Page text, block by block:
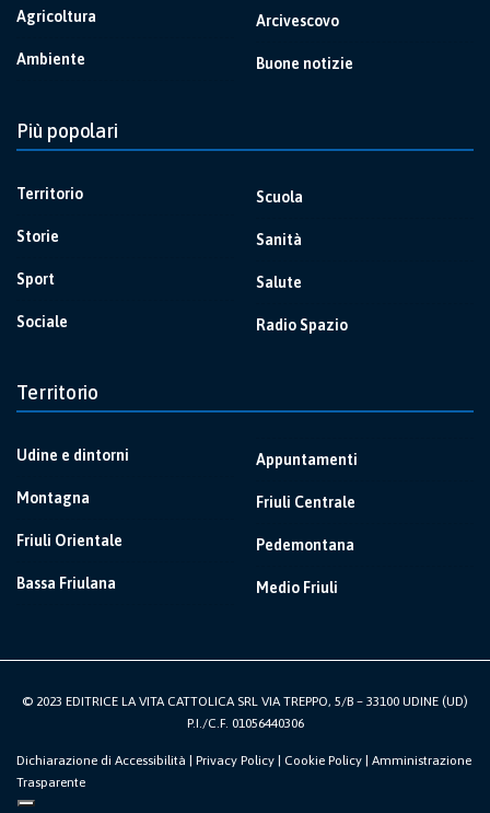
Agricoltura
Ambiente
Arcivescovo
Buone notizie
Più popolari
Territorio
Storie
Sport
Sociale
Scuola
Sanità
Salute
Radio Spazio
Territorio
Udine e dintorni
Montagna
Friuli Orientale
Bassa Friulana
Appuntamenti
Friuli Centrale
Pedemontana
Medio Friuli
© 2023 EDITRICE LA VITA CATTOLICA SRL VIA TREPPO, 5/B – 33100 UDINE (UD)
P.I./C.F. 01056440306
Dichiarazione di Accessibilità | Privacy Policy | Cookie Policy | Amministrazione
Trasparente